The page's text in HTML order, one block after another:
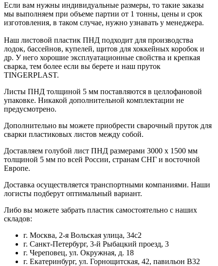
Если вам нужны индивидуальные размеры, то такие заказы
мы выполняем при объеме партии от 1 тонны, цены и срок
изготовления, в таком случае, нужно узнавать у менеджера.
Наш листовой пластик ПНД подходит для производства
лодок, бассейнов, купелей, щитов для хоккейных коробок и
др. У него хорошие эксплуатационные свойства и крепкая
сварка, тем более если вы берете и наш пруток
TINGERPLAST.
Листы ПНД толщиной 5 мм поставляются в целлофановой
упаковке. Никакой дополнительной комплектации не
предусмотрено.
Дополнительно вы можете приобрести сварочный пруток для
сварки пластиковых листов между собой.
Доставляем голубой лист ПНД размерами 3000 x 1500 мм
толщиной 5 мм по всей России, странам СНГ и восточной
Европе.
Доставка осуществляется транспортными компаниями. Наши
логисты подберут оптимальный вариант.
Либо вы можете забрать пластик самостоятельно с наших
складов:
г. Москва, 2-я Вольская улица, 34с2
г. Санкт-Петербург, 3-й Рыбацкий проезд, 3
г. Череповец, ул. Окружная, д. 18
г. Екатеринбург, ул. Горнощитская, 42, павильон В32